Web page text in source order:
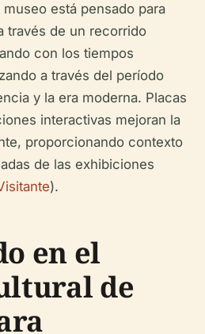
está pensado para
través de un recorrido
con los tiempos
a través del período
y la era moderna. Placas
interactivas mejoran la
proporcionando contexto
de las exhibiciones
).
en el
de